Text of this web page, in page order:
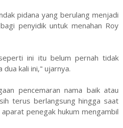
pidana yang berulang menjadi
penyidik untuk menahan Roy
ini itu belum pernah tidak
dua kali ini," ujarnya.
pencemaran nama baik atau
terus berlangsung hingga saat
penegak hukum mengambil